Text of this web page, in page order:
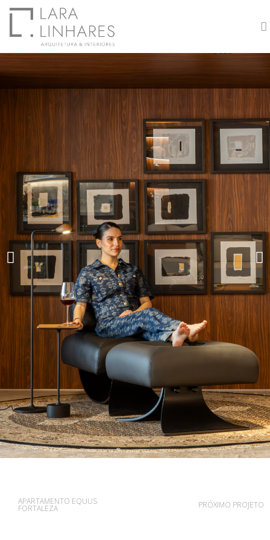
APARTAMENTO EQUUS
FORTALEZA PRÓXIMO PROJETO